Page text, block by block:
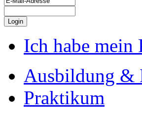
Ich habe mein
Ausbildung &
Praktikum